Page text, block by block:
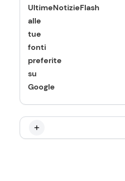
UltimeNotizieFlash
alle
tue
fonti
preferite
su
Google